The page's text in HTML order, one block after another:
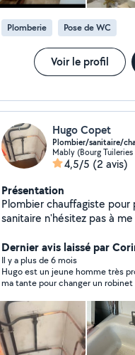
Plomberie Pose de WC
Voir le profil
Hugo Copet
Plombier/sanitaire/
Mably (Bourg Tuileries
4,5/5 (2 avis)
Présentation
Plombier chauffagiste
sanitaire n'hésitez pas à
Dernier avis laissé par
Il y a plus de 6 mois
Hugo est un jeune homme très
ma tante pour changer un
dans son travail, il sait prendre
problème sur l'installation. Merci
On garde ton téléphone.